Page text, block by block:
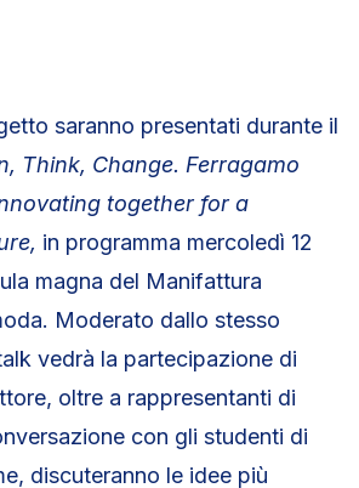
saranno presentati durante il
Think, Change. Ferragamo
together for a
in programma mercoledì 12
magna del Manifattura
Moderato dallo stesso
vedrà la partecipazione di
oltre a rappresentanti di
con gli studenti di
discuteranno le idee più